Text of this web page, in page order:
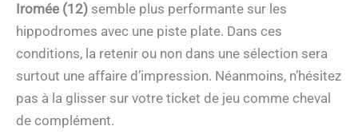
Iromée (12) semble plus performante sur les
hippodromes avec une piste plate. Dans ces
conditions, la retenir ou non dans une sélection sera
surtout une affaire d’impression. Néanmoins, n’hésitez
pas à la glisser sur votre ticket de jeu comme cheval
de complément.